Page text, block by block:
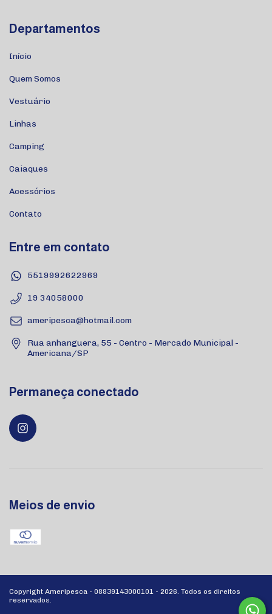
Departamentos
Início
Quem Somos
Vestuário
Linhas
Camping
Caiaques
Acessórios
Contato
Entre em contato
5519992622969
19 34058000
ameripesca@hotmail.com
Rua anhanguera, 55 - Centro - Mercado Municipal -
Americana/SP
Permaneça conectado
Meios de envio
Copyright Ameripesca - 08839143000101 - 2026. Todos os direitos
reservados.